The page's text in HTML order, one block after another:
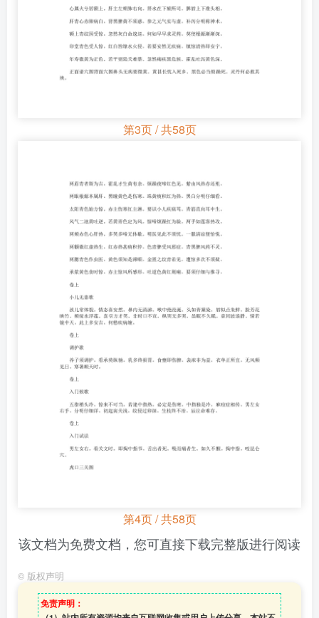
第3页 / 共58页
第4页 / 共58页
该文档为免费文档，您可直接下载完整版进行阅读
© 版权声明
免责声明：